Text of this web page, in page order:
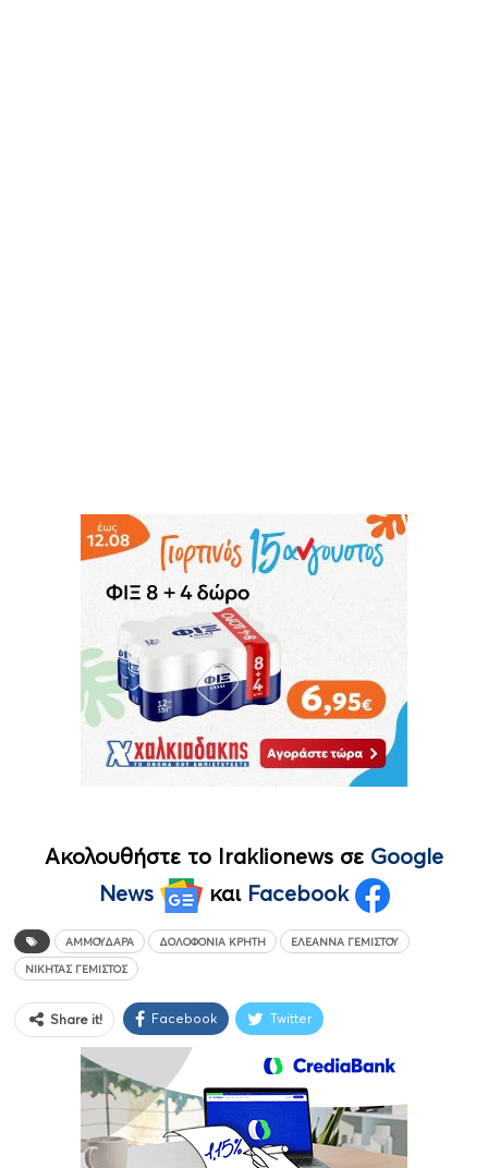
Ακολουθήστε το Iraklionews σε Google
News
και Facebook
ΑΜΜΟΥΔΆΡΑ ΔΟΛΟΦΟΝΊΑ ΚΡΉΤΗ ΕΛΕΆΝΝΑ ΓΕΜΙΣΤΟΎ
ΝΙΚΉΤΑΣ ΓΕΜΙΣΤΌΣ
Share it! Facebook Twitter